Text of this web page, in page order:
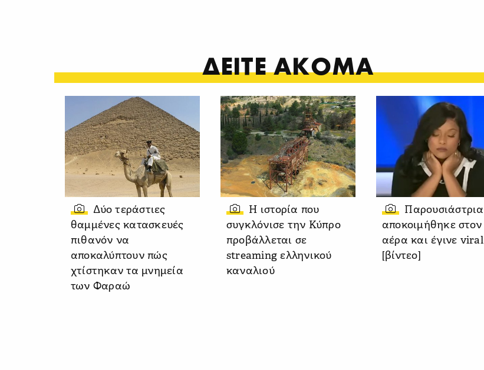
ΔΕΙΤΕ ΑΚΟΜΑ
Δύο τεράστιες
θαμμένες κατασκευές
πιθανόν να
αποκαλύπτουν πώς
χτίστηκαν τα μνημεία
των Φαραώ
Η ιστορία που
συγκλόνισε την Κύπρο
προβάλλεται σε
streaming ελληνικού
καναλιού
Παρουσιάστρια
αποκοιμήθηκε στον
αέρα και έγινε viral
[βίντεο]